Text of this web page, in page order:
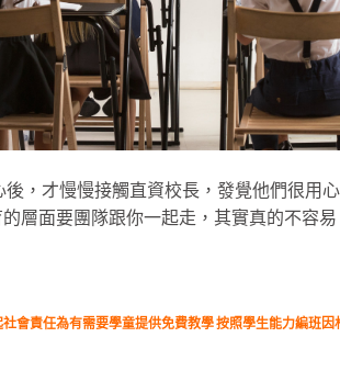
後，才慢慢接觸直資校長，發覺他們很用
層面要團隊跟你一起走，其實真的不容
會責任為有需要學童提供免費教學 按照學生能力編班因